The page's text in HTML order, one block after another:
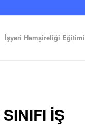
İşyeri Hemşireliği Eğitimi
İŞ